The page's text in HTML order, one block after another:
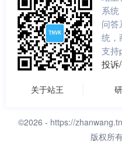
系统
问答
统，
支持
投诉
关于站王
©2026 - https://
版权所